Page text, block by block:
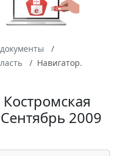
Навигатор.
2009